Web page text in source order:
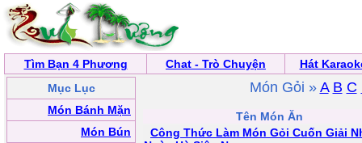
Tìm Bạn 4 Phương Chat - Trò Chuyện
Hát
Mục Lục
Món Bánh Mặn
Món Bún
Món Gỏi » A B C
Tên Món Ăn
Công Thức Làm Món Gỏi Cuốn Giải